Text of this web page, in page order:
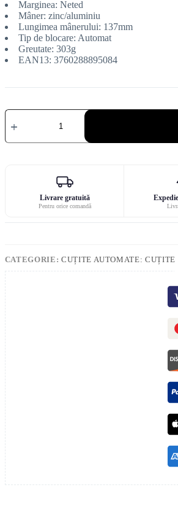
Marginea: Neted
Mâner: zinc/aluminiu
Lungimea mânerului: 137mm
Tip de blocare: Automat
Greutate: 303g
EAN13: 3760288895084
Cantitate
Max
MKO13T1
Livrare gratuită
Pentru orice comandă
CATEGORIE: CUȚITE AUTOMATE: